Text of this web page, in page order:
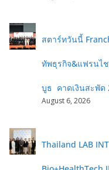
สตาร์ทวันนี้
ทัพธุรกิจ&แฟรนไ
บูธ คาดเงินสะพัด
August 6, 2026
Thailand LAB